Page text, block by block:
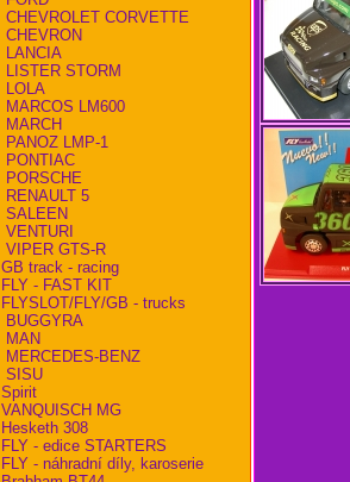
CHEVROLET CORVETTE
CHEVRON
LANCIA
LISTER STORM
LOLA
MARCOS LM600
MARCH
PANOZ LMP-1
PONTIAC
PORSCHE
RENAULT 5
SALEEN
VENTURI
VIPER GTS-R
GB track - racing
FLY - FAST KIT
FLYSLOT/FLY/GB - trucks
BUGGYRA
MAN
MERCEDES-BENZ
SISU
Spirit
VANQUISCH MG
Hesketh 308
FLY - edice STARTERS
FLY - náhradní díly, karoserie